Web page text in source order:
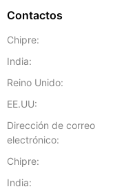
Contactos
Chipre:
India:
Reino Unido:
EE.UU:
Dirección de correo
electrónico:
Chipre:
India: